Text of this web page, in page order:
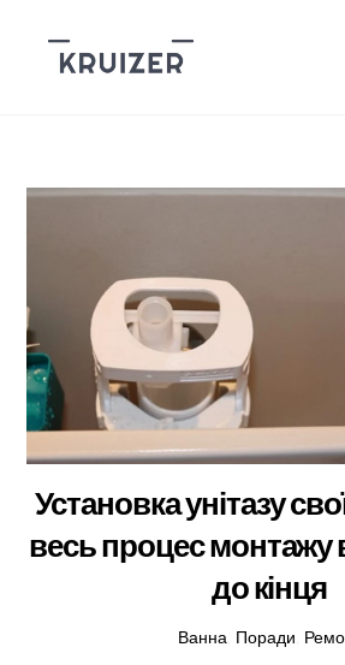
content
Установка унітазу
весь процес монтажу
до кінця
Ванна Поради